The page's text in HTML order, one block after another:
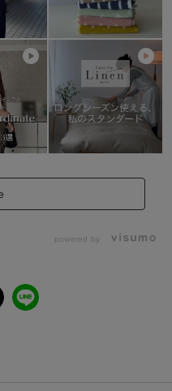
powered by